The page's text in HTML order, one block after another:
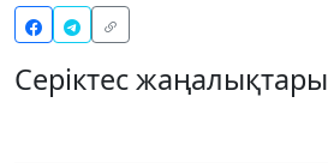
Серіктес жаңалықтары